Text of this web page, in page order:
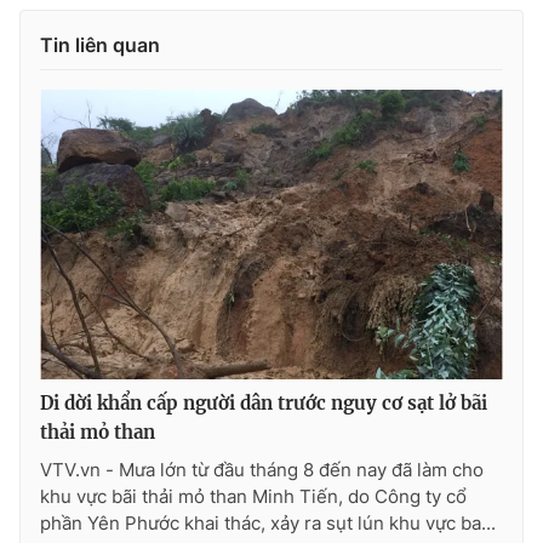
THỜI BÁO VTV
Theo dõi báo trên
Cơ quan chủ quản:Đài Truyền hình Việt Nam
Cơ quan báo chí:Thời báo VTV
Giấy phép hoạt động báo in và báo điện tử số 483/GP-BTTTT
cấp ngày 29/12/2023
Tổng Biên tập:Vũ Thanh Thủy
Phó Tổng Biên tập:Nguyễn Thị Mỹ Hạnh, Phạm Quốc Thắng,
Nguyễn Trọng Ninh
Tổng đài VTV:024.38 355 931 - 024.38 355 932
Tin liên quan
Di dời khẩn cấp người dân trước nguy cơ sạt lở bãi
thải mỏ than
VTV.vn - Mưa lớn từ đầu tháng 8 đến nay đã làm cho
khu vực bãi thải mỏ than Minh Tiến, do Công ty cổ
phần Yên Phước khai thác, xảy ra sụt lún khu vực ba...